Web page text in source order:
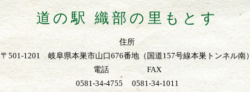
道の駅 織部の里もとす
住所
〒501-1201 岐阜県本巣市山口676番地（国道157号線本巣トンネル南）
電話 FAX
0581-34-4755 0581-34-1011